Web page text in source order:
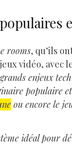
rooms, qu’ils
vidéo, avec
enjeux
populaire
ou encore le
idéal pour